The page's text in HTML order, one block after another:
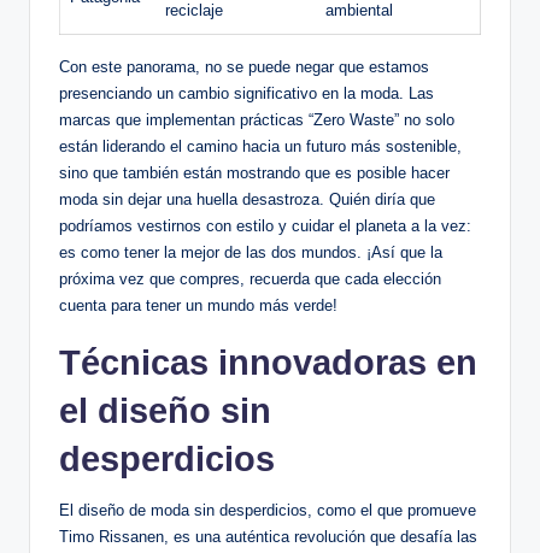
reciclaje
ambiental
Con este panorama, no se puede negar que estamos
presenciando un cambio significativo en la moda. Las
marcas que implementan prácticas “Zero Waste” no solo
están liderando el camino hacia un futuro más sostenible,
sino que también están mostrando que es posible hacer
moda sin dejar una huella desastroza. Quién diría que
podríamos vestirnos con estilo y cuidar el planeta a la vez:
es como tener la mejor de las dos mundos. ¡Así que la
próxima vez que compres, recuerda que cada elección
cuenta para tener un mundo más verde!
Técnicas innovadoras en
el diseño sin
desperdicios
El diseño de moda sin desperdicios, como el que promueve
Timo Rissanen, es una auténtica revolución que desafía las